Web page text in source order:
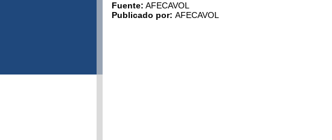
Fuente: AFECAVOL
Publicado por: AFECAVOL